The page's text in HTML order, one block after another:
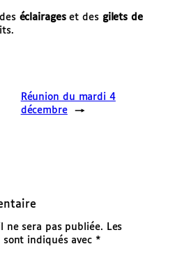
éclairageset des gilets de
Réunion du mardi 4
décembre
→
ne sera pas publiée.
Les
indiqués avec *